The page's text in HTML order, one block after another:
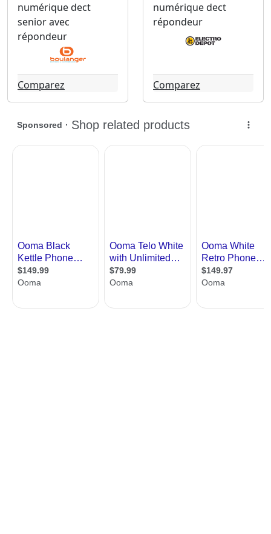
numérique dect
senior avec
répondeur
Comparez
numérique dect
répondeur
Comparez